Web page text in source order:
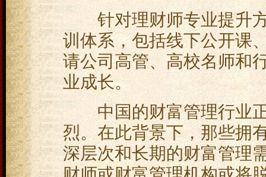
针对理财师专业提升方
训体系，包括线下公开课
请公司高管、高校名师和
业成长。
中国的财富管理行业正
烈。在此背景下，那些拥
深层次和长期的财富管理